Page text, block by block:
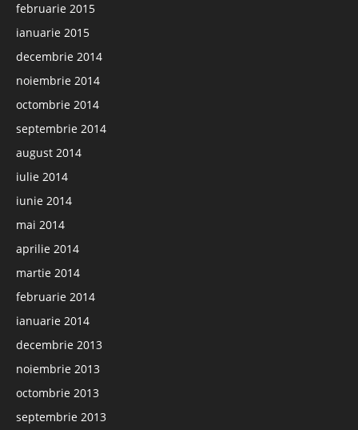
februarie 2015
ianuarie 2015
decembrie 2014
noiembrie 2014
octombrie 2014
septembrie 2014
august 2014
iulie 2014
iunie 2014
mai 2014
aprilie 2014
martie 2014
februarie 2014
ianuarie 2014
decembrie 2013
noiembrie 2013
octombrie 2013
septembrie 2013